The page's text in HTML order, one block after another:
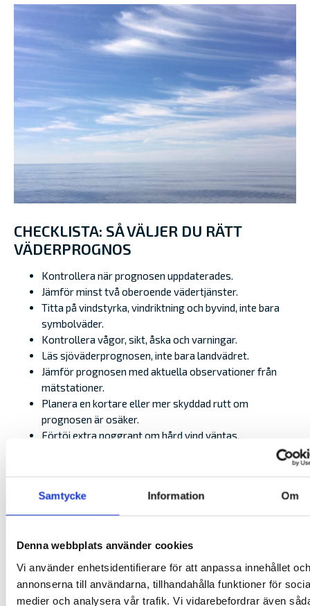
Samtycke Information Om
Denna webbplats använder cookies
Vi använder enhetsidentifierare för att anpassa innehållet och
annonserna till användarna, tillhandahålla funktioner för
medier och analysera vår trafik. Vi vidarebefordrar även
CHECKLISTA: SÅ VÄLJER DU RÄTT
VÄDERPROGNOS
Kontrollera när prognosen uppdaterades.
Jämför minst två oberoende vädertjänster.
Titta på vindstyrka, vindriktning och byvind, inte bara
symbolväder.
Kontrollera vågor, sikt, åska och varningar.
Läs sjöväderprognosen, inte bara landvädret.
Jämför prognosen med aktuella observationer från
mätstationer.
Planera en kortare eller mer skyddad rutt om
prognosen är osäker.
Förtöj extra noggrant om hård vind väntas.
Avstå eller skjut upp turen om vädret inte känns rätt för
VAD SKA DU GÖRA OM PROGNOSERNA
VISAR OLIKA VÄDER?
Om prognoserna skiljer sig tydligt åt är det ett tecken på
alternativet.
Välj en kortare tur, håll dig närmare skyddade vatten eller